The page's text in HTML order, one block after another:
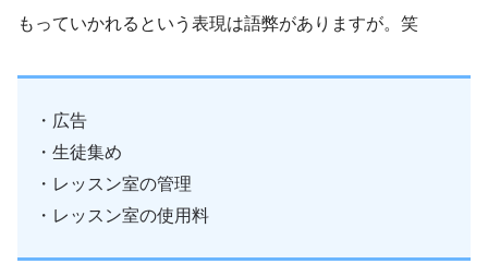
もっていかれるという表現は語弊がありますが。笑
・広告
・生徒集め
・レッスン室の管理
・レッスン室の使用料